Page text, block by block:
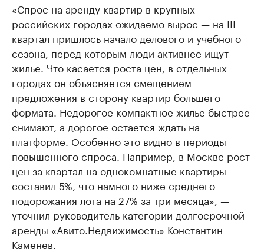
«Спрос на аренду квартир в крупных
российских городах ожидаемо вырос — на III
квартал пришлось начало делового и учебного
сезона, перед которым люди активнее ищут
жилье. Что касается роста цен, в отдельных
городах он объясняется смещением
предложения в сторону квартир большего
формата. Недорогое компактное жилье быстрее
снимают, а дорогое остается ждать на
платформе. Особенно это видно в периоды
повышенного спроса. Например, в Москве рост
цен за квартал на однокомнатные квартиры
составил 5%, что намного ниже среднего
подорожания лота на 27% за три месяца», —
уточнил руководитель категории долгосрочной
аренды «Авито.Недвижимость» Константин
Каменев.